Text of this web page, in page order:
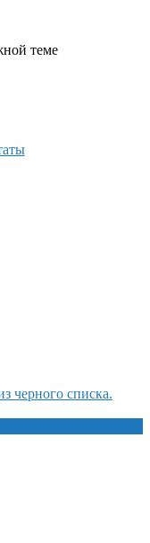
теме
черного списка.